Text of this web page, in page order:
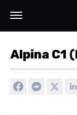
Alpina C1